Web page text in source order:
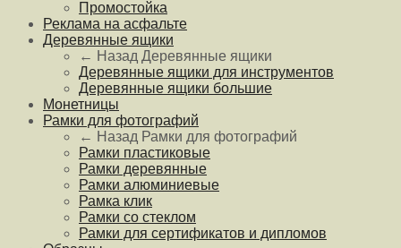
Промостойка
Реклама на асфальте
Деревянные ящики
← Назад Деревянные ящики
Деревянные ящики для инструментов
Деревянные ящики большие
Монетницы
Рамки для фотографий
← Назад Рамки для фотографий
Рамки пластиковые
Рамки деревянные
Рамки алюминиевые
Рамка клик
Рамки со стеклом
Рамки для сертификатов и дипломов